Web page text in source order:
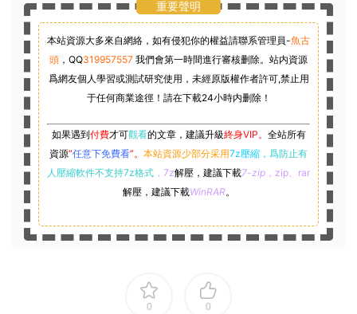
重要聲明
本站資源大多來自網絡，如有侵犯你的權益請聯系管理員-魚古
頭 ， QQ319957557 我們會第一時間進行審核删除。站内資源
爲網友個人學習或測試研究使用，未經原版權作者許可,禁止用
于任何商業途徑！請在下載24小時内删除！
如果遇到付費才可觀看的文章，建議升級終身VIP。 全站所有
資源“任意下免費看”。 本站資源少部分采用7z壓縮， 爲防止有
人壓縮軟件不支持7z格式 ，7z解壓，建議下載7-zip ，zip、rar
解壓，建議下載WinRAR。
0 0